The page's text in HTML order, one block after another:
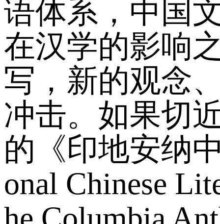
语体系，中国
在汉学的影响
写，新的观念
冲击。如果切
的《印地安纳
onal Chinese